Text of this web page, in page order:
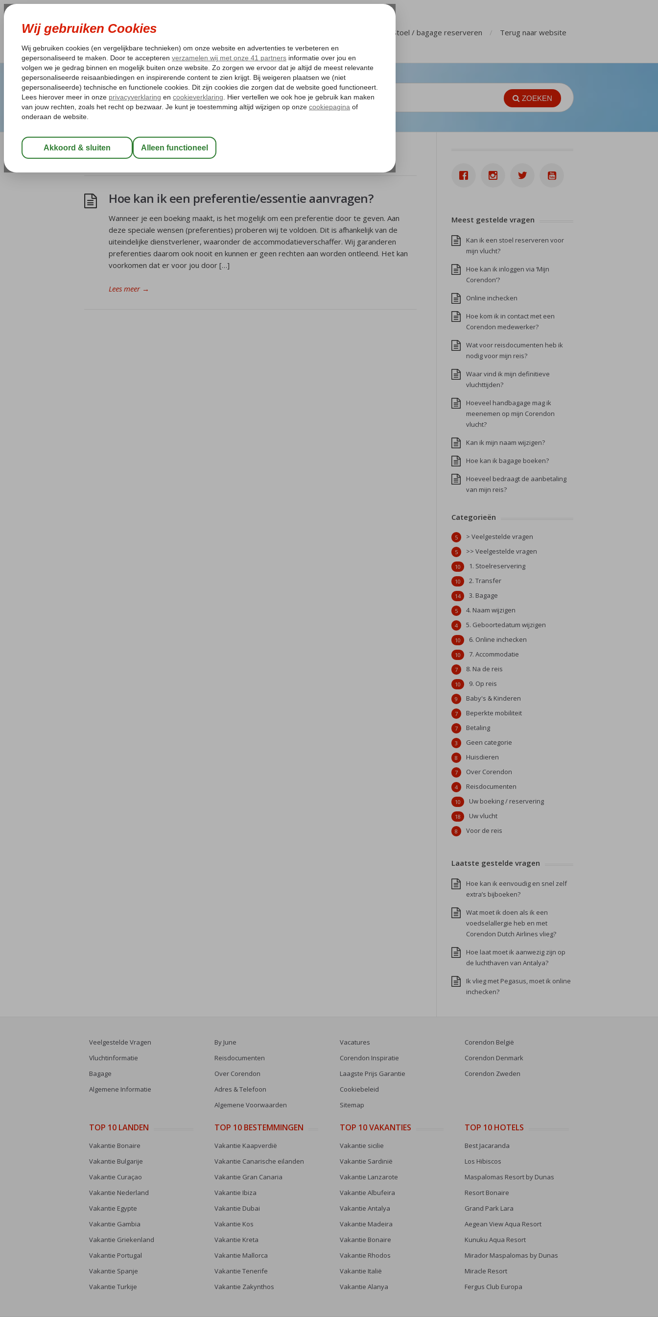
Stoel / bagage reserveren Terug naar website
ZOEKEN
Artikelen Tagged:essentie
Hoe kan ik een preferentie/essentie aanvragen?
Wanneer je een boeking maakt, is het mogelijk om een preferentie door te geven. Aan
deze speciale wensen (preferenties) proberen wij te voldoen. Dit is afhankelijk van de
uiteindelijke dienstverlener, waaronder de accommodatieverschaffer. Wij garanderen
preferenties daarom ook nooit en kunnen er geen rechten aan worden ontleend. Het kan
voorkomen dat er voor jou door […]
Lees meer→
Meest gestelde vragen
Kan ik een stoel reserveren voor
mijn vlucht?
Hoe kan ik inloggen via ‘Mijn
Corendon’?
Online inchecken
Hoe kom ik in contact met een
Corendon medewerker?
Wat voor reisdocumenten heb ik
nodig voor mijn reis?
Waar vind ik mijn definitieve
vluchttijden?
Hoeveel handbagage mag ik
meenemen op mijn Corendon
vlucht?
Kan ik mijn naam wijzigen?
Hoe kan ik bagage boeken?
Hoeveel bedraagt de aanbetaling
van mijn reis?
Categorieën
> Veelgestelde vragen
5
>> Veelgestelde vragen
5
1. Stoelreservering
10
2. Transfer
10
3. Bagage
14
4. Naam wijzigen
5
5. Geboortedatum wijzigen
4
6. Online inchecken
10
7. Accommodatie
10
8. Na de reis
7
9. Op reis
10
Baby's & Kinderen
9
Beperkte mobiliteit
7
Betaling
7
Geen categorie
3
Huisdieren
8
Over Corendon
7
Reisdocumenten
4
Uw boeking / reservering
10
Uw vlucht
18
Voor de reis
8
Laatste gestelde vragen
Hoe kan ik eenvoudig en snel zelf
extra’s bijboeken?
Wat moet ik doen als ik een
voedselallergie heb en met
Corendon Dutch Airlines vlieg?
Hoe laat moet ik aanwezig zijn op
de luchthaven van Antalya?
Ik vlieg met Pegasus, moet ik online
inchecken?
Veelgestelde Vragen
Vluchtinformatie
Bagage
Algemene Informatie
By June
Reisdocumenten
Over Corendon
Adres & Telefoon
Algemene Voorwaarden
Vacatures
Corendon Inspiratie
Laagste Prijs Garantie
Cookiebeleid
Sitemap
Corendon België
Corendon Denmark
Corendon Zweden
TOP 10 LANDEN
Vakantie Bonaire
Vakantie Bulgarije
Vakantie Curaçao
Vakantie Nederland
Vakantie Egypte
Vakantie Gambia
Vakantie Griekenland
Vakantie Portugal
Vakantie Spanje
Vakantie Turkije
TOP 10 BESTEMMINGEN
Vakantie Kaapverdië
Vakantie Canarische eilanden
Vakantie Gran Canaria
Vakantie Ibiza
Vakantie Dubai
Vakantie Kos
Vakantie Kreta
Vakantie Mallorca
Vakantie Tenerife
Vakantie Zakynthos
TOP 10 VAKANTIES
Vakantie sicilie
Vakantie Sardinië
Vakantie Lanzarote
Vakantie Albufeira
Vakantie Antalya
Vakantie Madeira
Vakantie Bonaire
Vakantie Rhodos
Vakantie Italië
Vakantie Alanya
TOP 10 HOTELS
Best Jacaranda
Los Hibiscos
Maspalomas Resort by Dunas
Resort Bonaire
Grand Park Lara
Aegean View Aqua Resort
Kunuku Aqua Resort
Mirador Maspalomas by Dunas
Miracle Resort
Fergus Club Europa